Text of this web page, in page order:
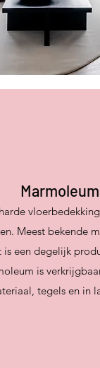
Marmoleum
Meest bekende
is een degelijk
is
tegels en in